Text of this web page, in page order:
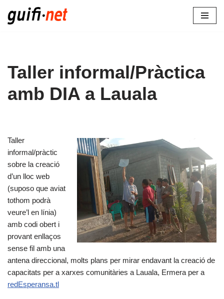
Vés
Taller informal/Pràctica
amb DIA a Lauala
Taller
informal/pràctic
sobre la creació
d’un lloc web
(suposo que aviat
tothom podrà
veure’l en línia)
amb codi obert i
provant enllaços
sense fil amb una
antena direccional, molts plans per mirar endavant la creació de
capacitats per a xarxes comunitàries a Lauala, Ermera per a
redEsperansa.tl